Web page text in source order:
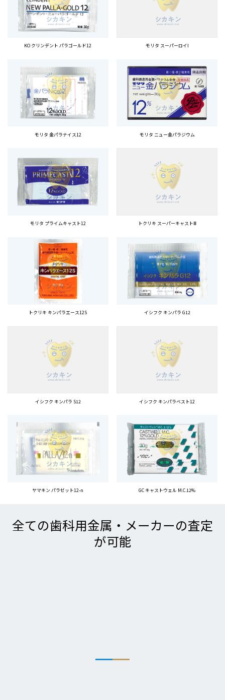
KO クリンデント パラゴールド12 モリタ スーパーロイⅠ
モリタ 金パラナイス12 モリタ ニュー金パラジウム
モリタ プライムキャスト12 トクリキ スーパーキャストⅢ
トクリキ キンパラエース12S イシフク キンパラ G12
イシフク キンパラ S12 イシフク キンパラベスト12
ヤマキン パラゼット12-n GC キャストウェル M.C.12%
全ての歯科用金属・メーカーの査定
が可能